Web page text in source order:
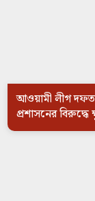
আওয়ামী লীগ
প্রশাসনের বিরুদ্ধে